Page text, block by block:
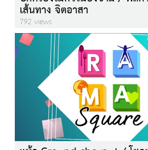
เส้นทาง จิตอาสา
792 views